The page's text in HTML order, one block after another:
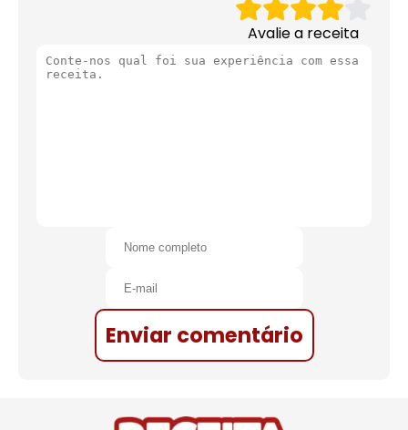
Avalie a receita
Enviar comentário